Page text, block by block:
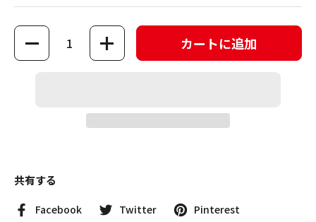
数量 カートに追加
共有する
Facebook Twitter Pinterest